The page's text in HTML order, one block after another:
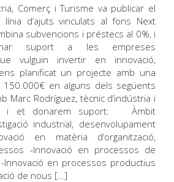
Comerç i Turisme va publicar el
d’ajuts vinculats al fons Next
subvencions i préstecs al 0%, i
suport a les empreses
vulguin invertir en innovació,
planificat un projecte amb una
en alguns dels següents
Marc Rodríguez, tècnic d’indústria i
i et donarem suport: Àmbit
industrial, desenvolupament
en matèria d’organització,
-Innovació en processos de
Innovació en processos productius
de nous […]